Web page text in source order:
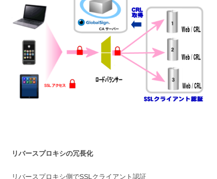
リバースプロキシの冗長化
リバースプロキシ側でSSLクライアント認証